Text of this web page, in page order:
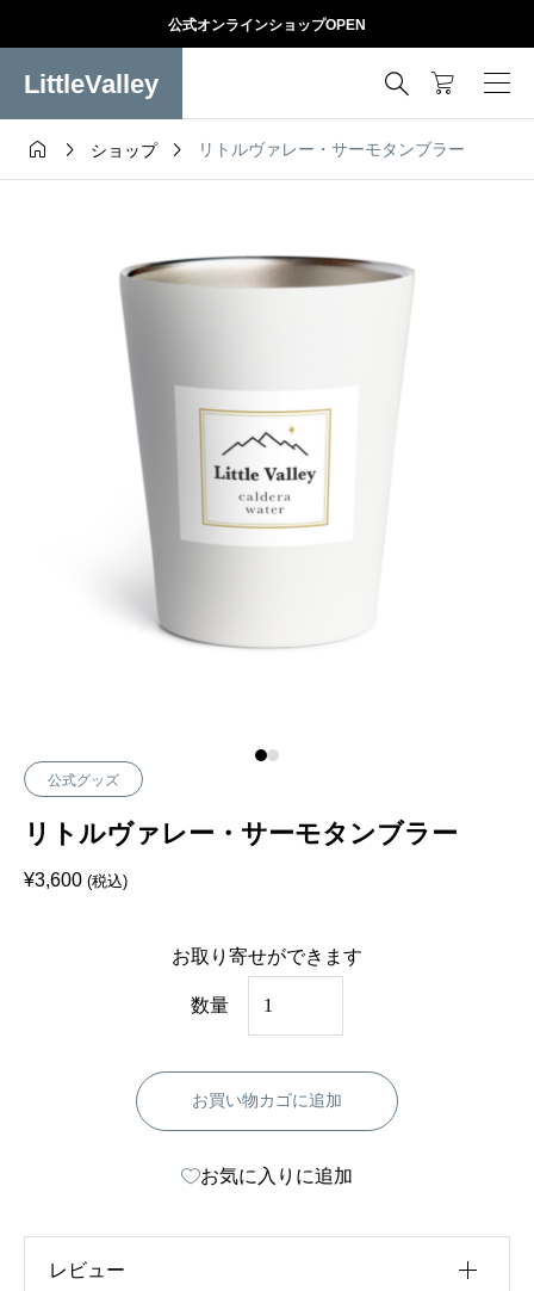
公式オンラインショップOPEN
LittleValley 
  ショップ  リトルヴァレー・サーモタンブラー
公式グッズ
リトルヴァレー・サーモタンブラー
¥3,600 (税込)
お取り寄せができます
ト
ル
ヴ
レ
数量
お買い物カゴに追加
お気に入りに追加
レビュー